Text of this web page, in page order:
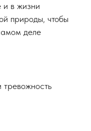
и в жизни
природы, чтобы
деле